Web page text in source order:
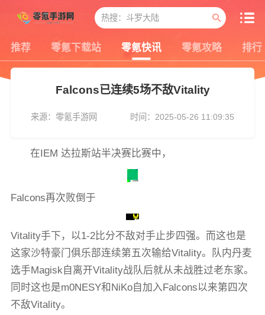
推荐 零氪下载站 零氪快讯 零氪攻略 排行
Falcons已连续5场不敌Vitality
来源：零氪手游网 时间：2025-05-26 11:09:35
在IEM 达拉斯站半决赛比赛中，
Falcons再次败倒于
Vitality手下，以1-2比分不敌对手止步四强。而这也是
这家沙特豪门俱乐部连续第五次输给Vitality。队内丹麦
选手Magisk自离开Vitality战队后就从未战胜过老东家。
同时这也是m0NESY和NiKo自加入Falcons以来第四次
不敌Vitality。